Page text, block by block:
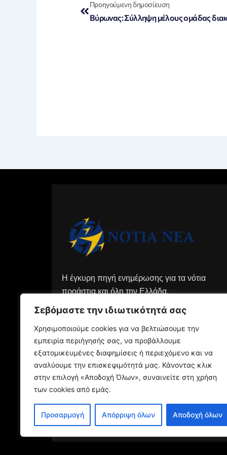
Σεβόμαστε την ιδιωτικότητά σας
Χρησιμοποιούμε cookies για να βελτιώσουμε την
εμπειρία περιήγησής σας, να προβάλλουμε
εξατομικευμένες διαφημίσεις ή περιεχόμενο και να
αναλύουμε την επισκεψιμότητά μας. Κάνοντας κλικ
στην επιλογή «Αποδοχή Όλων», συναινείτε στη χρήση
των cookies από εμάς.
Προσαρμογή Απόρριψη όλων Αποδοχή όλων
Προηγούμενη δημοσίευση
Η έγκυρη πηγή ενημέρωσης για τα νότια
προάστια και όλη την Ελλάδα.